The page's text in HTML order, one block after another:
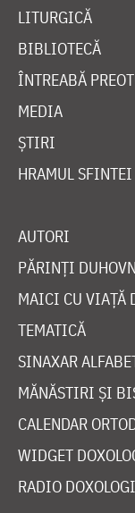
LITURGICĂ
BIBLIOTECĂ
ÎNTREABĂ
MEDIA
ȘTIRI
HRAMUL SFINTEI
AUTORI
PĂRINȚI
MAICI CU VIAȚĂ
TEMATICĂ
SINAXAR
MĂNĂSTIRI ȘI
CALENDAR
WIDGET
RADIO